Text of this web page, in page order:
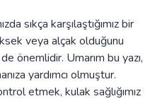
sıkça karşılaştığımız bir
veya alçak olduğunu
önemlidir. Umarım bu yazı,
yardımcı olmuştur.
etmek, kulak sağlığımız